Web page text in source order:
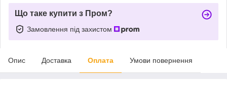
Що таке купити з Пром?
Замовлення під захистом
Опис Доставка Оплата Умови повернення